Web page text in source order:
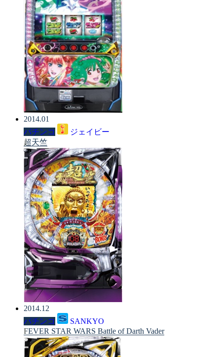
2014.01
パチンコ
ジェイビー
超天竺
2014.12
パチンコ
SANKYO
FEVER STAR WARS Battle of Darth Vader